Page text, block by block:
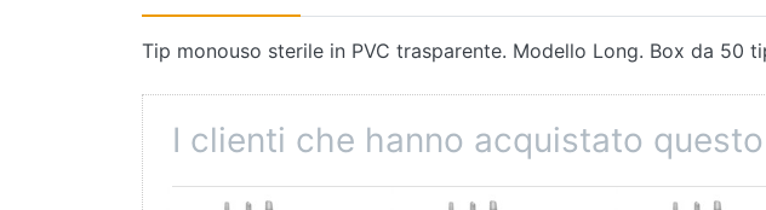
Tip monouso sterile in PVC trasparente. Modello Long. Box da 50
I clienti che hanno acquistato